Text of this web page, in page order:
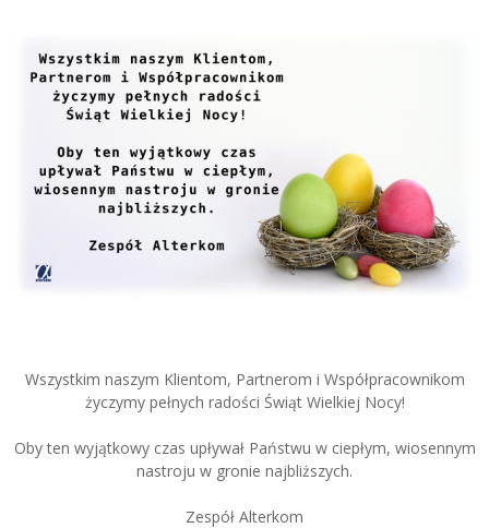
Wszystkim naszym Klientom, Partnerom i Współpracownikom
życzymy pełnych radości Świąt Wielkiej Nocy!
Oby ten wyjątkowy czas upływał Państwu w ciepłym, wiosennym
nastroju w gronie najbliższych.
Zespół Alterkom